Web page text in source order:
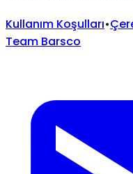
Kullanım Koşulları•
Team Barsco